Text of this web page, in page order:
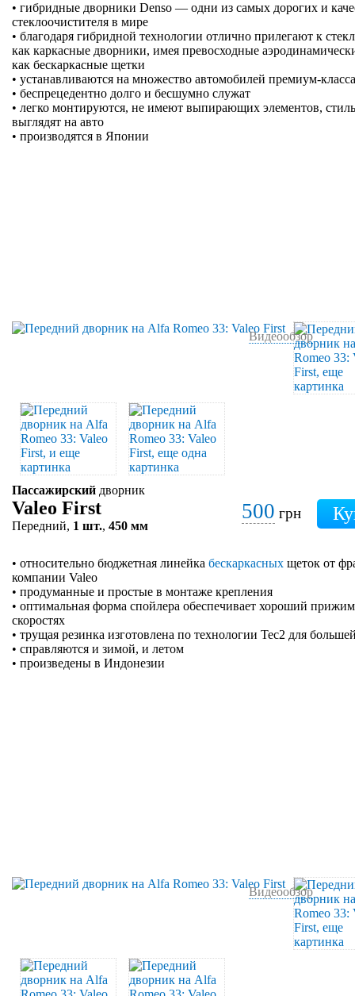
• гибридные дворники Denso — одни из самых дорогих и
стеклоочистителя в мире
• благодаря гибридной технологии отлично прилегают к
как каркасные дворники, имея превосходные
как бескаркасные щетки
• устанавливаются на множество автомобилей премиум-
• беспрецедентно долго и бесшумно служат
• легко монтируются, не имеют выпирающих элементов,
выглядят на авто
• производятся в Японии
Видеообзор
Пассажирский дворник
Valeo First
Передний, 1 шт., 450 мм
500 грн
• относительно бюджетная линейка бескаркасных щеток от
компании Valeo
• продуманные и простые в монтаже крепления
• оптимальная форма спойлера обеспечивает хороший прижим
скоростях
• трущая резинка изготовлена по технологии Tec2 для
• справляются и зимой, и летом
• произведены в Индонезии
Видеообзор